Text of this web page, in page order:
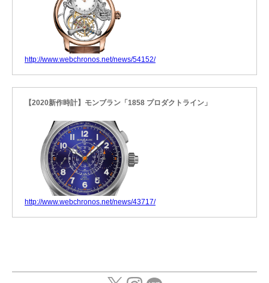
http://www.webchronos.net/news/54152/
【2020新作時計】モンブラン「1858 プロダクトライン」
http://www.webchronos.net/news/43717/